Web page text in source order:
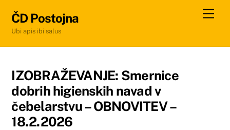
content
ČD Postojna
Ubi apis ibi salus
IZOBRAŽEVANJE: Smernice
dobrih higienskih navad v
čebelarstvu – OBNOVITEV –
18.2.2026